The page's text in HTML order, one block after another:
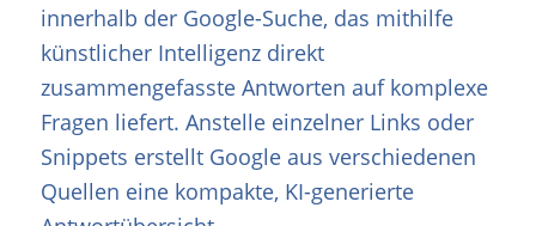
innerhalb der Google-Suche, das mithilfe
künstlicher Intelligenz direkt
zusammengefasste Antworten auf komplexe
Fragen liefert. Anstelle einzelner Links oder
Snippets erstellt Google aus verschiedenen
Quellen eine kompakte, KI-generierte